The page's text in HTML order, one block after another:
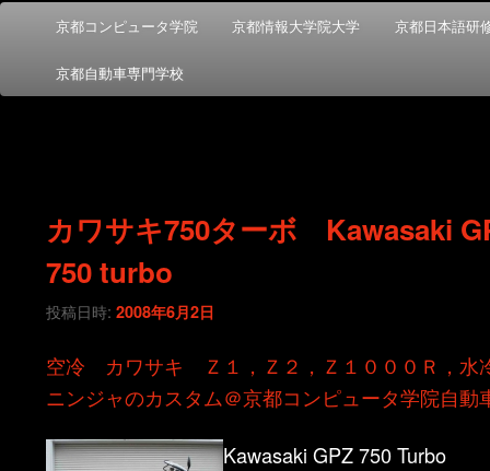
メ
メ
イ
ン
ツ
へ
サ
ブ
テ
へ
移
京都コンピュータ学院 京都情報大学院大学 京都日本語研
京都自動車専門学校
カワサキ750ターボ Kawasaki
750 turbo
投稿日時:2008年6月2日
空冷 カワサキ Ｚ１，Ｚ２，Ｚ１０００Ｒ，水
ニンジャのカスタム＠京都コンピュータ学院自動
Kawasaki GPZ 750 Turbo